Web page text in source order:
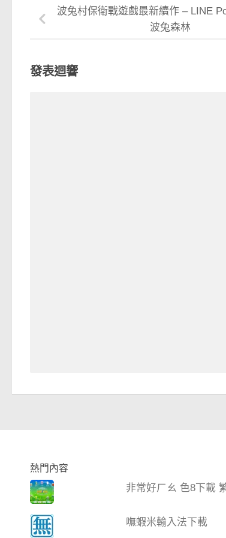
波兔村保衛戰遊戲最新續作 – LINE
波兔森林
發表迴響
熱門內容
非常好ㄏㄠ 色8下載
嘸蝦米輸入法下載